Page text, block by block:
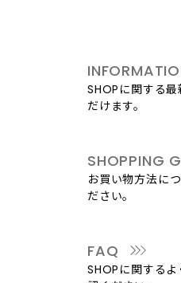
SHOPに関する
だけます。
SHOPPING
お買い物方法に
ださい。
FAQ
SHOPに関する